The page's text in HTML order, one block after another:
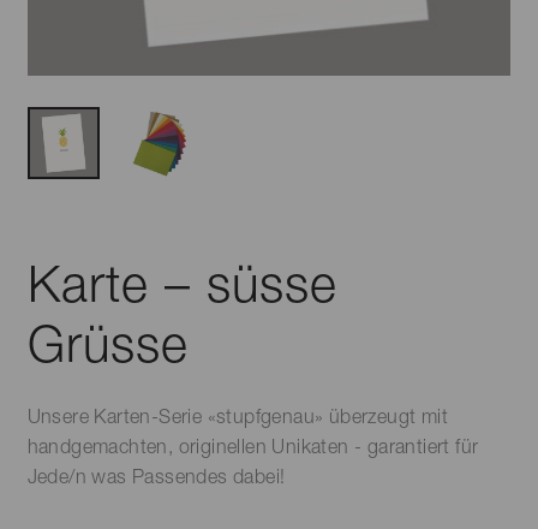
Karte – süsse
Grüsse
Unsere Karten-Serie «stupfgenau» überzeugt mit
handgemachten, originellen Unikaten - garantiert für
Jede/n was Passendes dabei!